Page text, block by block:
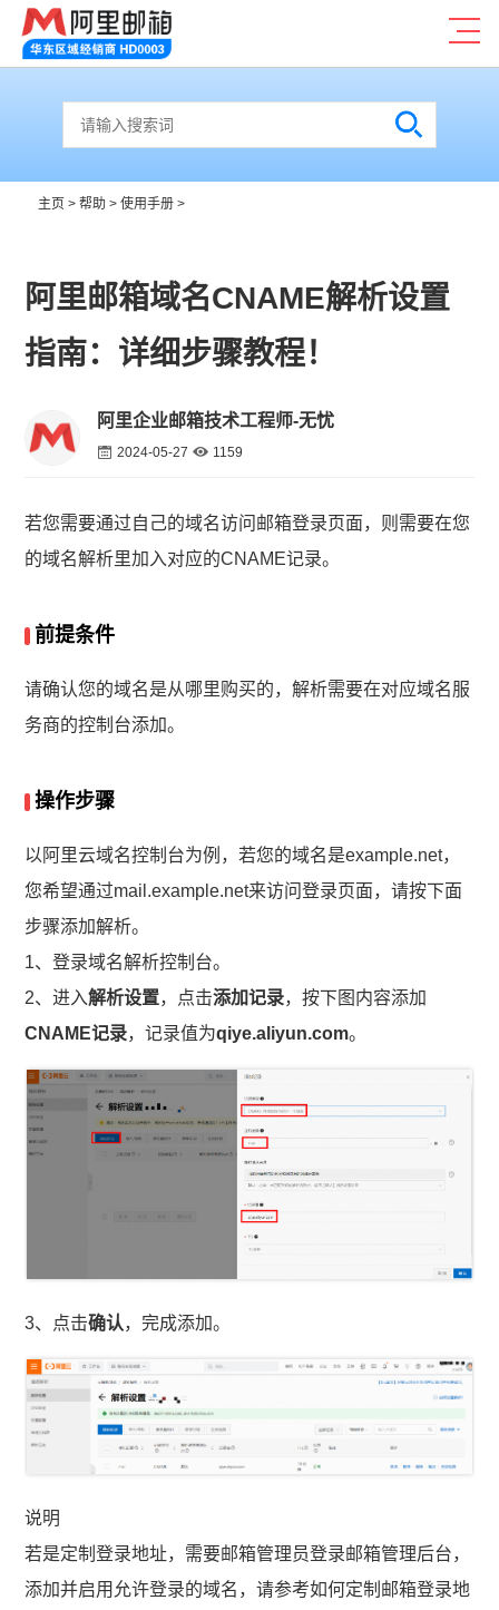
主页 > 帮助> 使用手册>
阿里邮箱域名CNAME解析设置
指南：详细步骤教程！
阿里企业邮箱技术工程师-无忧
2024-05-27 1159
若您需要通过自己的域名访问邮箱登录页面，则需要在您
的域名解析里加入对应的CNAME记录。
前提条件
请确认您的域名是从哪里购买的，解析需要在对应域名服
务商的控制台添加。
操作步骤
以阿里云域名控制台为例，若您的域名是example.net，
您希望通过mail.example.net来访问登录页面，请按下面
步骤添加解析。
1、登录域名解析控制台。
2、进入解析设置，点击添加记录，按下图内容添加
CNAME记录，记录值为qiye.aliyun.com。
3、点击确认，完成添加。
说明
若是定制登录地址，需要邮箱管理员登录邮箱管理后台，
添加并启用允许登录的域名，请参考如何定制邮箱登录地